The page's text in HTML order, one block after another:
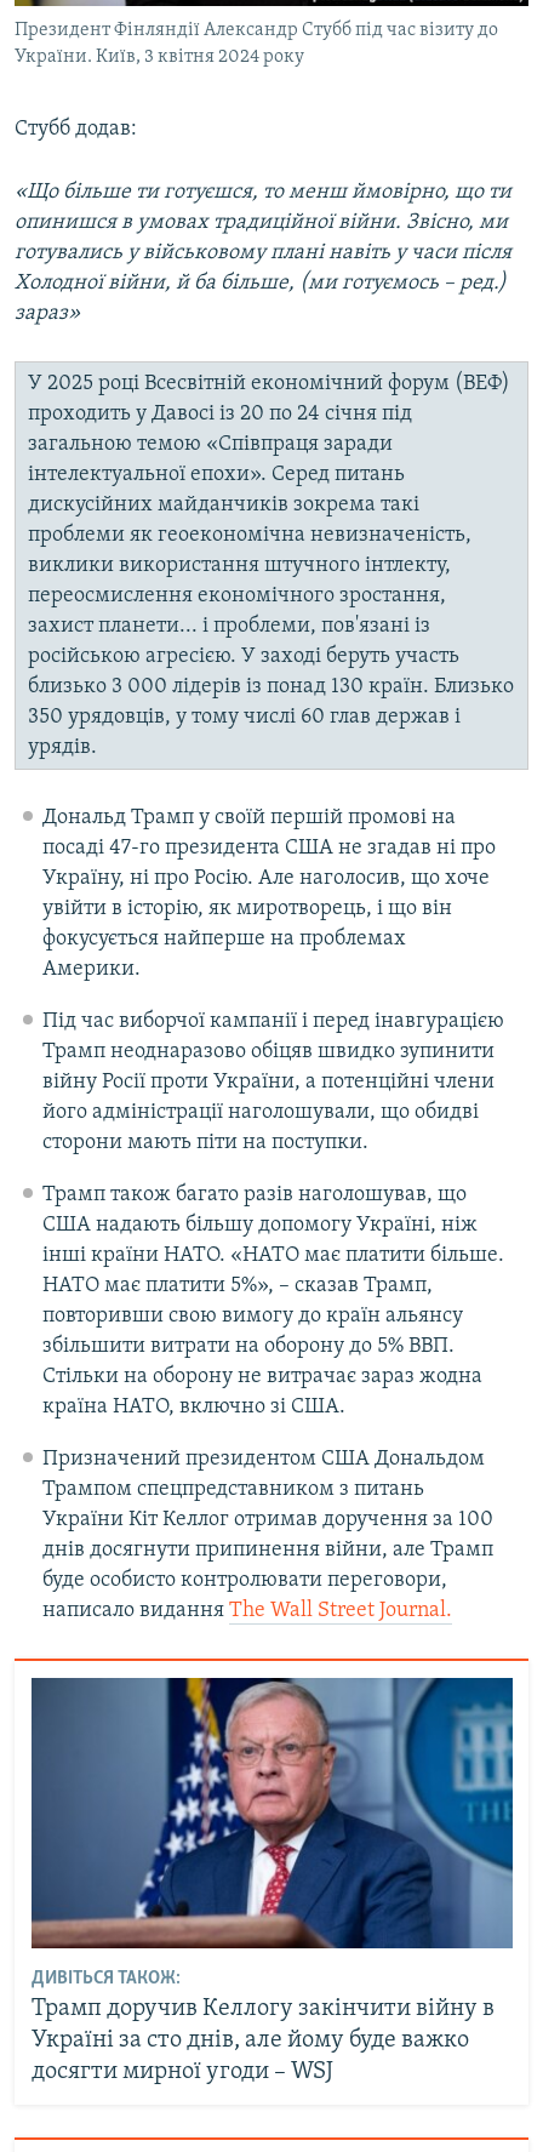
Президент Фінляндії Александр Стубб під час візиту до
України. Київ, 3 квітня 2024 року
Стубб додав:
«Що більше ти готуєшся, то менш ймовірно, що ти
опинишся в умовах традиційної війни. Звісно, ми
готувались у військовому плані навіть у часи після
Холодної війни, й ба більше, (ми готуємось – ред.)
зараз»
У 2025 році Всесвітній економічний форум (ВЕФ)
проходить у Давосі із 20 по 24 січня під
загальною темою «Співпраця заради
інтелектуальної епохи». Серед питань
дискусійних майданчиків зокрема такі
проблеми як геоекономічна невизначеність,
виклики використання штучного інтлекту,
переосмислення економічного зростання,
захист планети... і проблеми, пов'язані із
російською агресією. У заході беруть участь
близько 3 000 лідерів із понад 130 країн. Близько
350 урядовців, у тому числі 60 глав держав і
урядів.
Дональд Трамп у своїй першій промові на
посаді 47-го президента США не згадав ні про
Україну, ні про Росію. Але наголосив, що хоче
увійти в історію, як миротворець, і що він
фокусується найперше на проблемах
Америки.
Під час виборчої кампанії і перед інавгурацією
Трамп неоднаразово обіцяв швидко зупинити
війну Росії проти України, а потенційні члени
його адміністрації наголошували, що обидві
сторони мають піти на поступки.
Трамп також багато разів наголошував, що
США надають більшу допомогу Україні, ніж
інші країни НАТО. «НАТО має платити більше.
НАТО має платити 5%», – сказав Трамп,
повторивши свою вимогу до країн альянсу
збільшити витрати на оборону до 5% ВВП.
Стільки на оборону не витрачає зараз жодна
країна НАТО, включно зі США.
Призначений президентом США Дональдом
Трампом спецпредставником з питань
України Кіт Келлог отримав доручення за 100
днів досягнути припинення війни, але Трамп
буде особисто контролювати переговори,
написало видання The Wall Street Journal.
ДИВІТЬСЯ ТАКОЖ:
Трамп доручив Келлогу закінчити війну в
Україні за сто днів, але йому буде важко
досягти мирної угоди – WSJ